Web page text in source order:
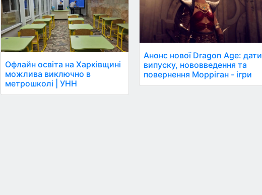
Офлайн освіта на Харківщині
можлива виключно в
метрошколі | УНН
Анонс нової Dragon Age: дати
випуску, нововведення та
повернення Морріган - ігри